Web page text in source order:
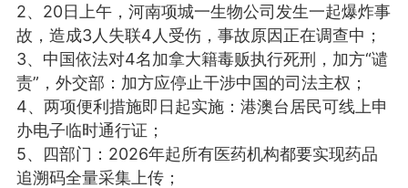
师 小熊水光
爆汗熊
脂
卡卡动能素
皇斯普拉雅
建术
DRYY面膜 微晶溶斑术
爆款平台 Lv.8 靓号
加盟商
26 23:18
电脑端 美业资讯
2、20日上午，河南项城一生物公司发生一起爆炸事
故，造成3人失联4人受伤，事故原因正在调查中；
3、中国依法对4名加拿大籍毒贩执行死刑，加方“谴
责”，外交部：加方应停止干涉中国的司法主权；
4、两项便利措施即日起实施：港澳台居民可线上申
办电子临时通行证；
5、四部门：2026年起所有医药机构都要实现药品
追溯码全量采集上传；